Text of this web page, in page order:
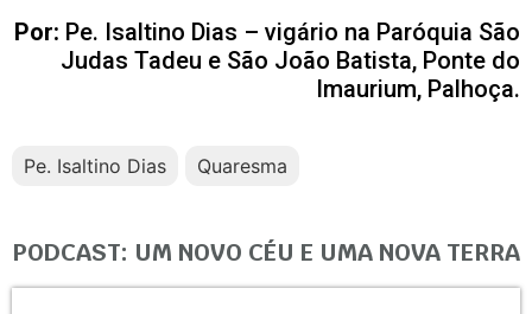
Por: Pe. Isaltino Dias – vigário na Paróquia São
Judas Tadeu e São João Batista, Ponte do
Imaurium, Palhoça.
Pe. Isaltino Dias Quaresma
PODCAST: UM NOVO CÉU E UMA NOVA TERRA